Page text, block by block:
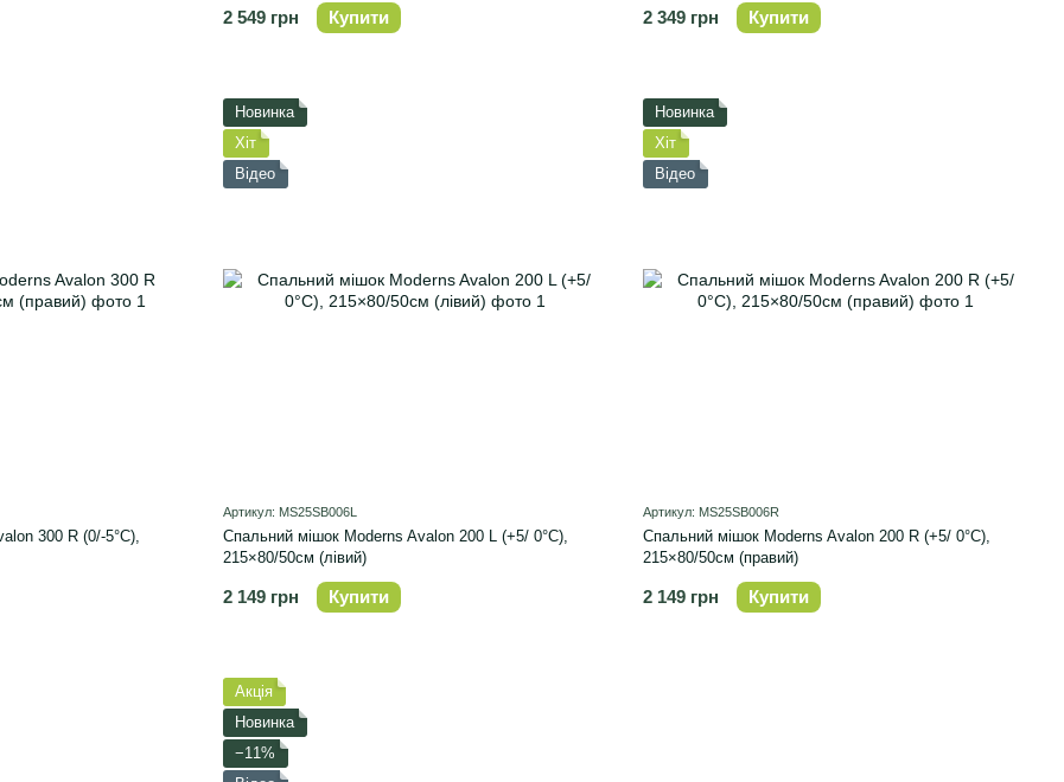
2 549 грн Купити 2 349 грн Купити
300 R (0/-5°C),
Новинка
Хіт
Відео
Артикул: MS25SB006L
Спальний мішок Moderns Avalon 200 L (+5/ 0°C),
215×80/50см (лівий)
2 149 грн Купити
Новинка
Хіт
Відео
Артикул: MS25SB006R
Спальний мішок Moderns Avalon 200 R (+5/ 0°C),
215×80/50см (правий)
2 149 грн Купити
Акція
Новинка
−11%